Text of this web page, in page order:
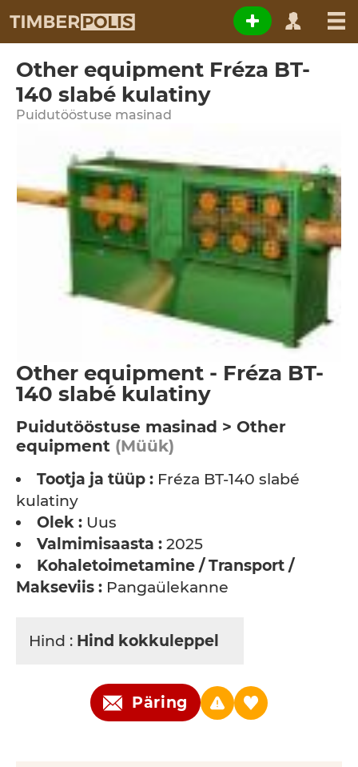
Other equipment Fréza BT-
140 slabé kulatiny
Puidutööstuse masinad
Other equipment - Fréza BT-
140 slabé kulatiny
Puidutööstuse masinad > Other
equipment (Müük)
Tootja ja tüüp : Fréza BT-140 slabé
kulatiny
Olek : Uus
Valmimisaasta : 2025
Kohaletoimetamine / Transport /
Makseviis : Pangaülekanne
Hind : Hind kokkuleppel
Päring